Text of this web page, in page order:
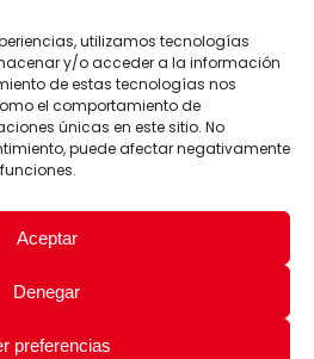
utilizamos tecnologías
y/o acceder a la información
de estas tecnologías nos
el comportamiento de
únicas en este sitio. No
puede afectar negativamente
Aceptar
Denegar
preferencias